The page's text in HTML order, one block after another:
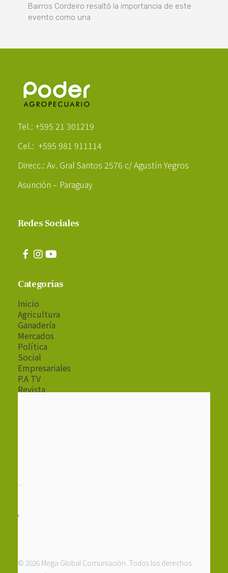
Bairros Cordeiro resaltó la importancia de este
evento como una
Tel.: +595 21 301219
Cel.: +595 981 911114
Direcc.: Av. Gral Santos 2576 c/ Agustín Yegros
Asunción – Paraguay
Redes Sociales
Categorías
Inicio
Agricultura
Ganadería
Mercados
Política
Social
Empresariales
P.A TV
Revista
© 2026 Mega Global Comuniación. Todos los derechos